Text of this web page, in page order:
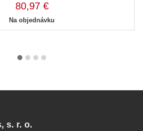
80,97 €
Na objednávku
s. r. o.